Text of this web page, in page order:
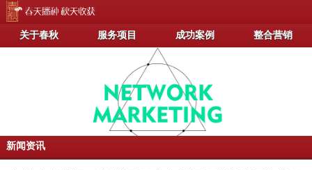
关于春秋 服务项目 成功案例 整合营销
新闻资讯